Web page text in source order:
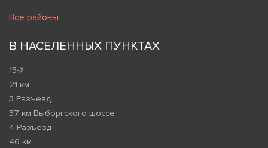
Все районы
В НАСЕЛЕННЫХ ПУНКТАХ
13-й
21 км
3 Разъезд
37 км Выборгского шоссе
4 Разъезд
46 км